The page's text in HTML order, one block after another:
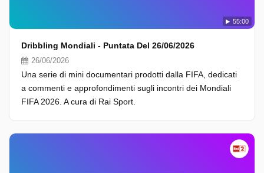
55:00
Dribbling Mondiali - Puntata Del 26/06/2026
26/06/2026
Una serie di mini documentari prodotti dalla FIFA, dedicati
a commenti e approfondimenti sugli incontri dei Mondiali
FIFA 2026. A cura di Rai Sport.